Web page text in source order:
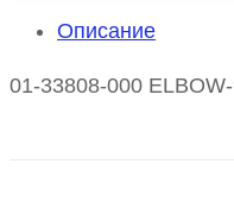
Описание
01-33808-000